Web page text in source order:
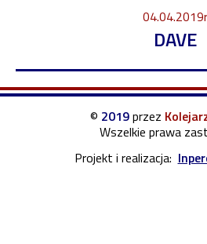
DAVE
© 2019przez
Wszelkie prawa
Projekt i realizacja: